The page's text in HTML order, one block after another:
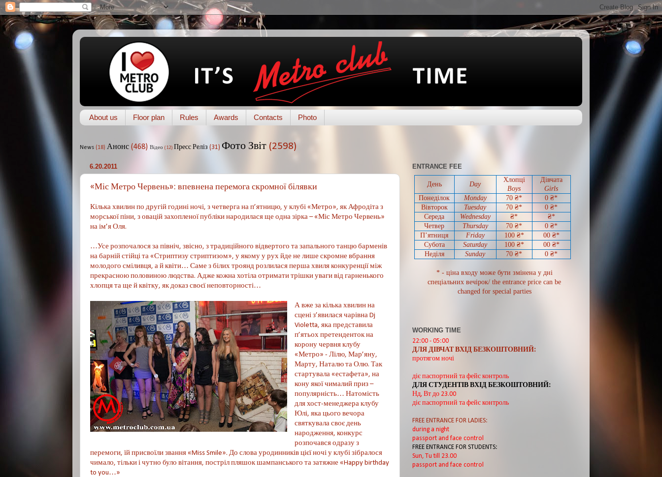
About us Floor plan Rules Awards Contacts Photo
News (18) Анонс (468) Відео (12) Пресс Реліз (31) Фото Звіт (2598)
6.20.2011
«Міс Метро Червень»: впевнена перемога скромної білявки
Кілька хвилин по другій годині ночі, з четверга на п’ятницю, у клубі «Метро», як Афродіта з
морської піни, з овацій захопленої публіки народилася ще одна зірка – «Міс Метро Червень»
на ім’я Оля.
…Усе розпочалося за північ, звісно, з традиційного відвертого та запального танцю барменів
на барній стійці та «Стриптизу стриптизом», у якому у рух йде не лише скромне вбрання
молодого сміливця, а й квіти… Саме з білих троянд розлилася перша хвиля конкуренції між
прекрасною половиною людства. Адже кожна хотіла отримати трішки уваги від гарненького
хлопця та ще й квітку, як доказ своєї неповторності…
А вже за кілька хвилин на
сцені з’явилася чарівна Dj
Violetta, яка представила
п’ятьох претенденток на
корону червня клубу
«Метро» - Лілю, Мар’яну,
Марту, Наталю та Олю. Так
стартувала «естафета», на
кону якої чималий приз –
популярність… Натомість
для хост-менеджера клубу
Юлі, яка цього вечора
святкувала своє день
народження, конкурс
розпочався одразу з
перемоги, їй присвоїли звання «Miss Smile». До слова уродинників цієї ночі у клубі зібралося
чимало, тільки і чутно було вітання, постріл пляшок шампанського та затяжне «Happy birthday
to you…»
ENTRANCE FEE
День Day
Хлопці
Boys
Дівчата
Girls
Понеділок
Monday 70 ₴* 0 ₴*
Вівторок
Tuesday 70 ₴* 0 ₴*
Середа
Wednesday ₴*
₴*
Четвер
Thursday 70 ₴* 0 ₴*
П’ятниця
Friday 100 ₴* 00₴*
Субота
Saturday 100 ₴* 00₴*
Неділя
Sunday 70 ₴* 0 ₴*
* - ціна входу може бути змінена у дні
спеціальних вечірок/ the entrance price can be
changed for special parties
WORKING TIME
22:00 - 05:00
ДЛЯ ДІВЧАТ ВХІД БЕЗКОШТОВНИЙ:
протягом ночі
діє паспортний та фейс контроль
ДЛЯ СТУДЕНТІВ ВХІД БЕЗКОШТОВНИЙ:
Нд, Вт до 23.00
діє паспортний та фейс контроль
FREE ENTRANCE FOR LADIES:
during a night
passport and face control
FREE ENTRANCE FOR STUDENTS:
Sun, Tu till 23.00
passport and face control